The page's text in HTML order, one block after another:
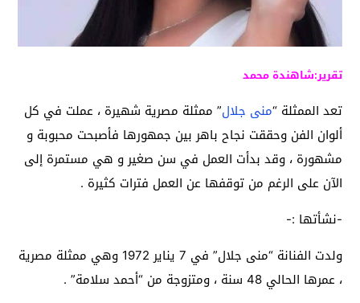
تقرير:شاهندة محمد
تعد الممثلة “منى جلال” ممثلة مصرية شهيرة ، عملت في كل
ألوان الفن وحققت نجاح باهر بين جمهورها فأصبحت محبوبة و
مشهورة ، وقد بدأت العمل في سن صغير و هي مستمرة إلى
الآن على الرغم من توقفها عن العمل فترات كثيرة .
-نشأتها :-
ولدت الفنانة “منى جلال” في 7 يناير 1972 وهي ممثلة مصرية
، عمرها الحالي 48 سنة ، ومتزوجة من “أحمد سلامة” .